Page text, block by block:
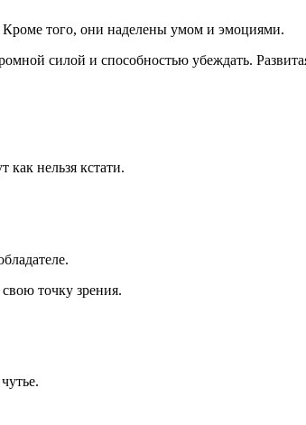
Кроме того, они наделены умом и эмоциями.
силой и способностью убеждать.
как нельзя кстати.
точку зрения.